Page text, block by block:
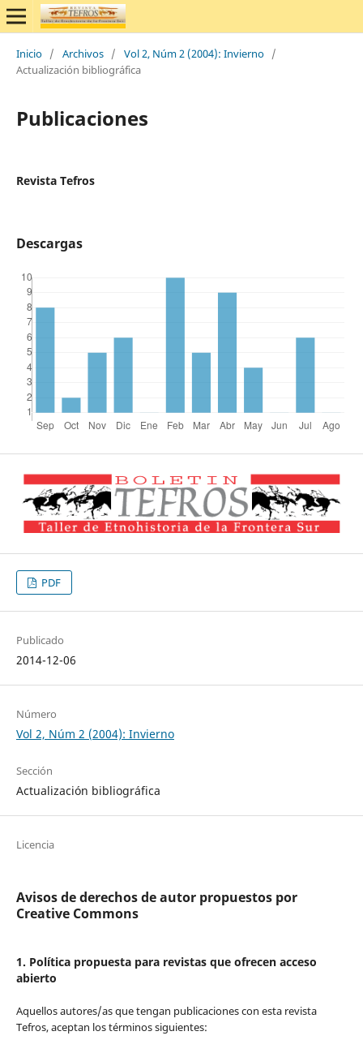
Inicio / Archivos / Vol 2, Núm 2 (2004): Invierno /
Actualización bibliográfica
Publicaciones
Revista Tefros
Descargas
PDF
Publicado
2014-12-06
Número
Vol 2, Núm 2 (2004): Invierno
Sección
Actualización bibliográfica
Licencia
Avisos de derechos de autor propuestos por
Creative Commons
1. Política propuesta para revistas que ofrecen acceso
abierto
Aquellos autores/as que tengan publicaciones con esta revista
Tefros, aceptan los términos siguientes: